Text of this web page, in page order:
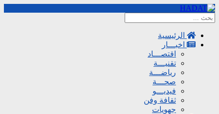
الرئيسية
اخبـــار
اقتصـــاد
تقنيـــة
رياضـــة
صحـــة
فيديـــو
ثقافة وفن
جهويات